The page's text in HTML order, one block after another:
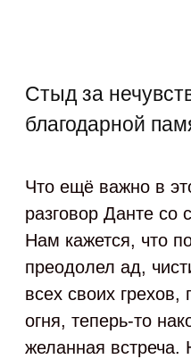
Стыд за
благодарной
Что ещё важно в
разговор Данте со
Нам кажется, что
преодолел ад,
всех своих
огня, теперь-то
желанная встреча.